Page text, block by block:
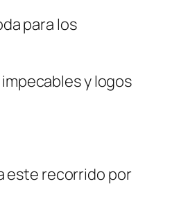
para los
y logos
este recorrido por